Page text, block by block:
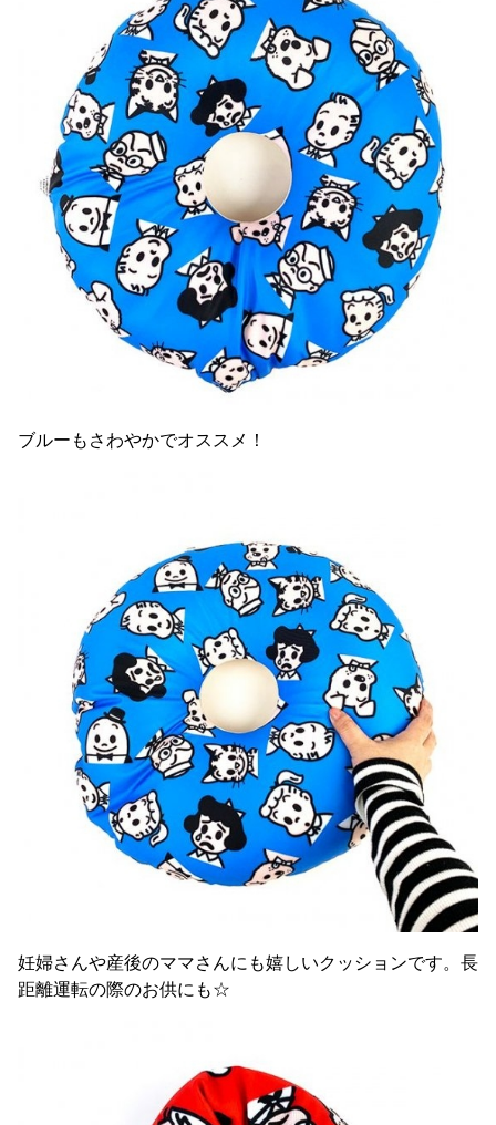
ブルーもさわやかでオススメ！
妊婦さんや産後のママさんにも嬉しいクッションです。長
距離運転の際のお供にも☆